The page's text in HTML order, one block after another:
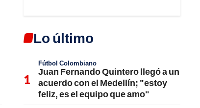
Lo último
Fútbol Colombiano
Juan Fernando Quintero llegó a un
acuerdo con el Medellín; "estoy
feliz, es el equipo que amo"